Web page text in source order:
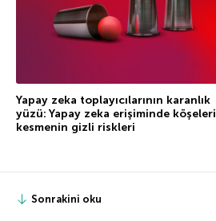
Yapay zeka toplayıcılarının karanlık
yüzü: Yapay zeka erişiminde köşeleri
kesmenin gizli riskleri
Sonrakini oku